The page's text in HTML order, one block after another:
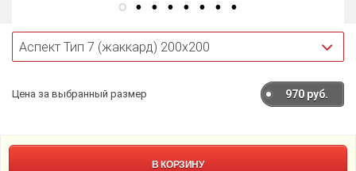
Цена за выбранный размер 970 руб.
В КОРЗИНУ